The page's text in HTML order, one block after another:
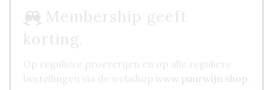
Membership geeft
korting.
Op reguliere proeverijen en op alle reguliere
bestellingen via de webshop www.puurwijn.shop